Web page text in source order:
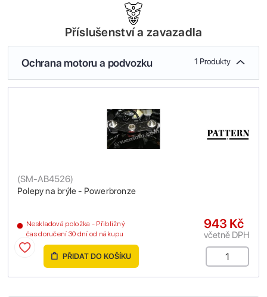
Příslušenství a zavazadla
Ochrana motoru a podvozku 1 Produkty
Polepy na brýle - Powerbronze
(SM-AB4526)
Neskladová položka - Přibližný
čas doručení 30 dní od nákupu
943 Kč
včetně DPH
PŘIDAT DO KOŠÍKU